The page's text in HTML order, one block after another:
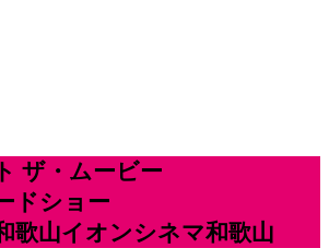
ザ・ムービー
ドショー
歌山イオンシネマ和歌山